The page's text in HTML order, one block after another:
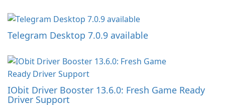
Telegram Desktop 7.0.9 available
IObit Driver Booster 13.6.0: Fresh Game Ready
Driver Support